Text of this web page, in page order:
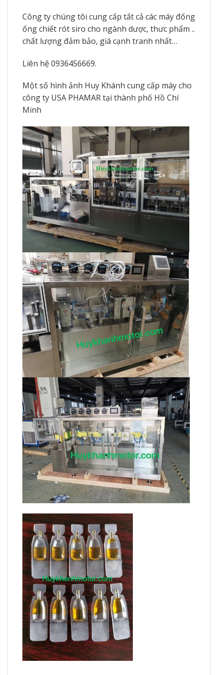
Công ty chúng tôi cung cấp tất cả các máy đống
ống chiết rót siro cho ngành dược, thưc phẩm ..
chất lượng đảm bảo, giá cạnh tranh nhất…
Liên hệ 0936456669.
Một số hình ảnh Huy Khánh cung cấp máy cho
công ty USA PHAMAR tại thành phố Hồ Chí
Minh